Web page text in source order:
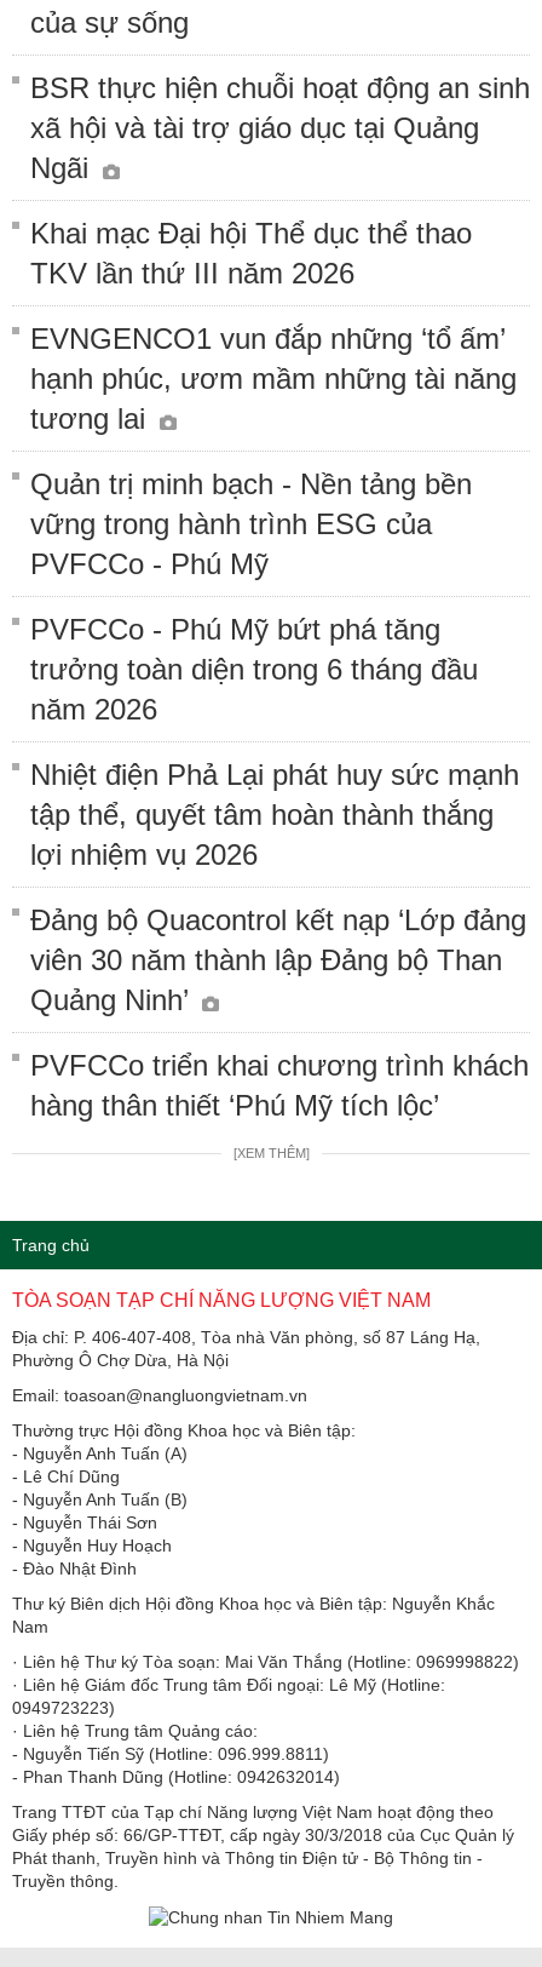
của sự sống
BSR thực hiện chuỗi hoạt động an sinh
xã hội và tài trợ giáo dục tại Quảng
Ngãi
Khai mạc Đại hội Thể dục thể thao
TKV lần thứ III năm 2026
EVNGENCO1 vun đắp những ‘tổ ấm’
hạnh phúc, ươm mầm những tài năng
tương lai
Quản trị minh bạch - Nền tảng bền
vững trong hành trình ESG của
PVFCCo - Phú Mỹ
PVFCCo - Phú Mỹ bứt phá tăng
trưởng toàn diện trong 6 tháng đầu
năm 2026
Nhiệt điện Phả Lại phát huy sức mạnh
tập thể, quyết tâm hoàn thành thắng
lợi nhiệm vụ 2026
Đảng bộ Quacontrol kết nạp ‘Lớp đảng
viên 30 năm thành lập Đảng bộ Than
Quảng Ninh’
PVFCCo triển khai chương trình khách
hàng thân thiết ‘Phú Mỹ tích lộc’
[XEM THÊM]
Trang chủ
TÒA SOẠN TẠP CHÍ NĂNG LƯỢNG VIỆT NAM
Địa chỉ: P. 406-407-408, Tòa nhà Văn phòng, số 87 Láng Hạ,
Phường Ô Chợ Dừa, Hà Nội
Email: toasoan@nangluongvietnam.vn
Thường trực Hội đồng Khoa học và Biên tập:
​​​​​​- Nguyễn Anh Tuấn (A)
- Lê Chí Dũng
- Nguyễn Anh Tuấn (B)
- Nguyễn Thái Sơn
- Nguyễn Huy Hoạch
- Đào Nhật Đình
Thư ký Biên dịch Hội đồng Khoa học và Biên tập: Nguyễn Khắc
Nam
· Liên hệ Thư ký Tòa soạn: Mai Văn Thắng (Hotline: 0969998822)
· Liên hệ Giám đốc Trung tâm Đối ngoại: Lê Mỹ (Hotline:
0949723223)
· Liên hệ Trung tâm Quảng cáo:
- Nguyễn Tiến Sỹ (Hotline: 096.999.8811)
- Phan Thanh Dũng (Hotline: 0942632014)
Trang TTĐT của Tạp chí Năng lượng Việt Nam hoạt động theo
Giấy phép số: 66/GP-TTĐT, cấp ngày 30/3/2018 của Cục Quản lý
Phát thanh, Truyền hình và Thông tin Điện tử - Bộ Thông tin -
Truyền thông.